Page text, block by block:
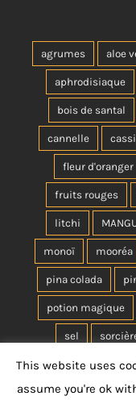
agrumes aloe
aphrodisiaque
bois de santal
cannelle
fleur d'oranger
fruits rouges
litchi
monoï mooréa
pina colada
potion magique
sel
This website uses
assume you're ok